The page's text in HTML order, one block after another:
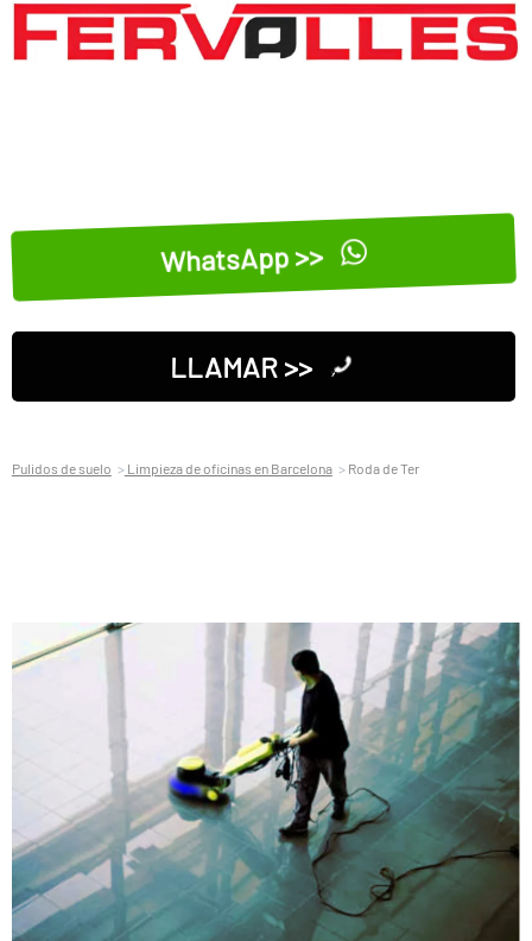
WhatsApp >>
LLAMAR >>
Pulidos de suelo Limpieza de oficinas en Barcelona Roda de Ter